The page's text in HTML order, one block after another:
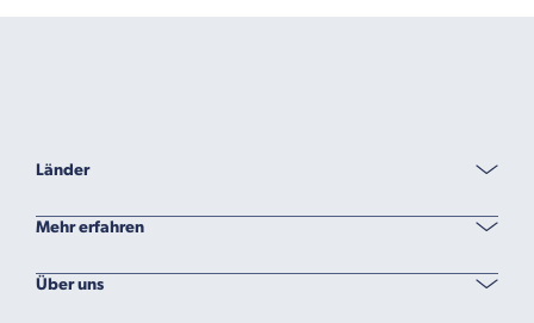
Länder
Mehr erfahren
Über uns